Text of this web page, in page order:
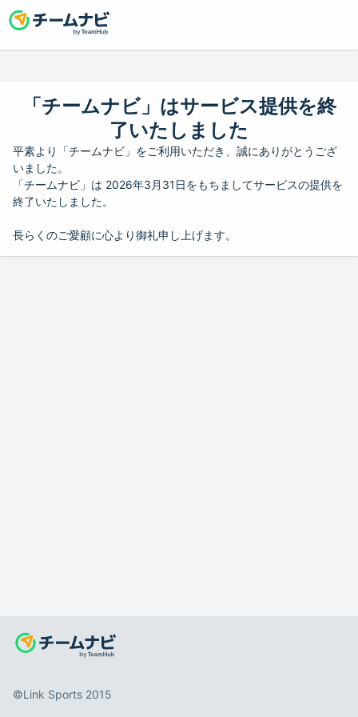
「チームナビ」はサービス提供を終
了いたしました
平素より「チームナビ」をご利用いただき、誠にありがとうござ
いました。
「チームナビ」は 2026年3月31日をもちましてサービスの提供を
終了いたしました。
長らくのご愛顧に心より御礼申し上げます。
©️Link Sports 2015